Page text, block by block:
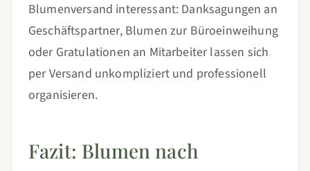
Blumenversand interessant: Danksagungen an
Geschäftspartner, Blumen zur Büroeinweihung
oder Gratulationen an Mitarbeiter lassen sich
per Versand unkompliziert und professionell
organisieren.
Fazit: Blumen nach